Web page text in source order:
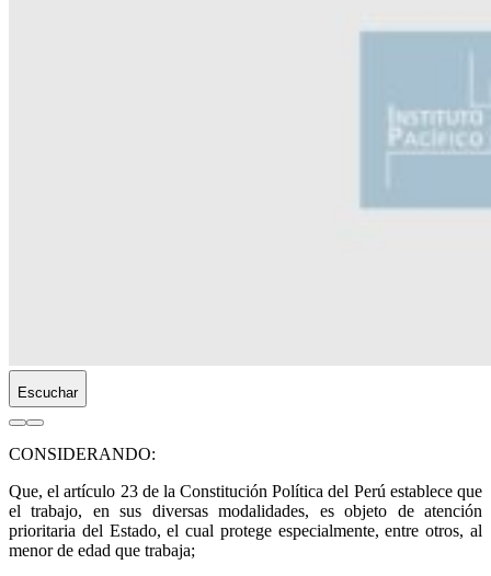
Escuchar
CONSIDERANDO:
Que, el artículo 23 de la Constitución Política del Perú establece que
el trabajo, en sus diversas modalidades, es objeto de atención
prioritaria del Estado, el cual protege especialmente, entre otros, al
menor de edad que trabaja;